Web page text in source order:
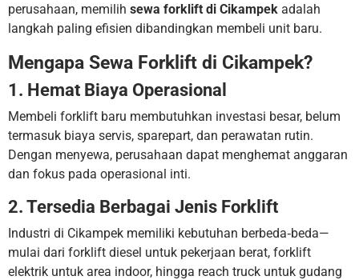
perusahaan, memilih sewa forklift di Cikampek adalah
langkah paling efisien dibandingkan membeli unit baru.
Mengapa Sewa Forklift di Cikampek?
1. Hemat Biaya Operasional
Membeli forklift baru membutuhkan investasi besar, belum
termasuk biaya servis, sparepart, dan perawatan rutin.
Dengan menyewa, perusahaan dapat menghemat anggaran
dan fokus pada operasional inti.
2. Tersedia Berbagai Jenis Forklift
Industri di Cikampek memiliki kebutuhan berbeda‐beda—
mulai dari forklift diesel untuk pekerjaan berat, forklift
elektrik untuk area indoor, hingga reach truck untuk gudang